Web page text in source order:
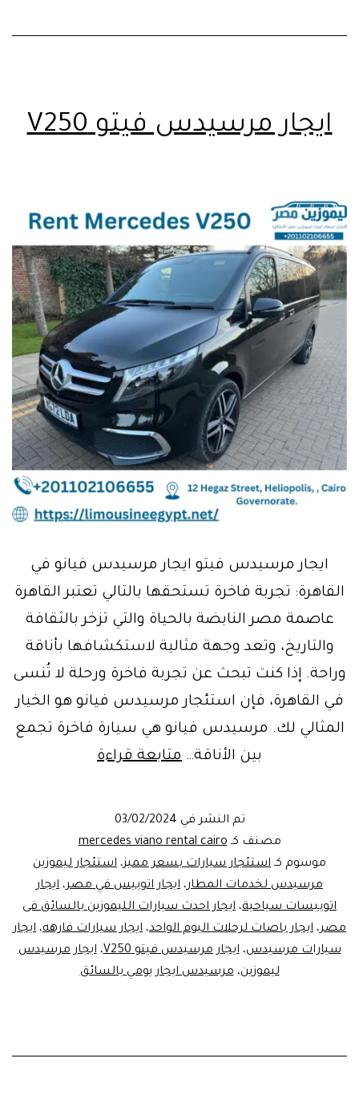
ايجار مرسيدس فيتو V250
ايجار مرسيدس فيتو ايجار مرسيدس فيانو في
القاهرة: تجربة فاخرة تستحقها بالتالي تعتبر القاهرة
عاصمة مصر النابضة بالحياة والتي تزخر بالثقافة
والتاريخ، وتعد وجهة مثالية لاستكشافها بأناقة
وراحة. إذا كنت تبحث عن تجربة فاخرة ورحلة لا تُنسى
في القاهرة، فإن استئجار مرسيدس فيانو هو الخيار
المثالي لك. مرسيدس فيانو هي سيارة فاخرة تجمع
بين الأناقة… متابعة قراءةايجار
V250
تم النشر في 03/02/2024
مصنف كـmercedes viano rental cairo
موسوم كـ استئجار سيارات بسعر مميز، استئجار ليموزين
مرسيدس لخدمات المطار، ايجار اتوبيس في مصر، ايجار
اتوبيسات سياحية، ايجار احدث سيارات الليموزين بالسائق فى
مصر، ايجار باصات لرحلات اليوم الواحد، ايجار سيارات فارهه، ايجار
سيارات مرسيدس،ايجار مرسيدس فيتو V250 ،ايجار مرسيدس
ليموزين،مرسيدس ايجار يومي بالسائق